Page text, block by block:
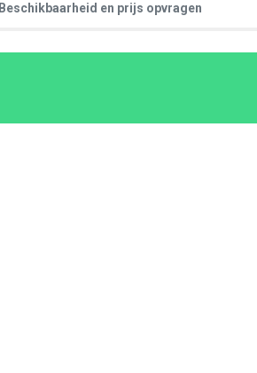
Beschikbaarheid en prijs opvragen